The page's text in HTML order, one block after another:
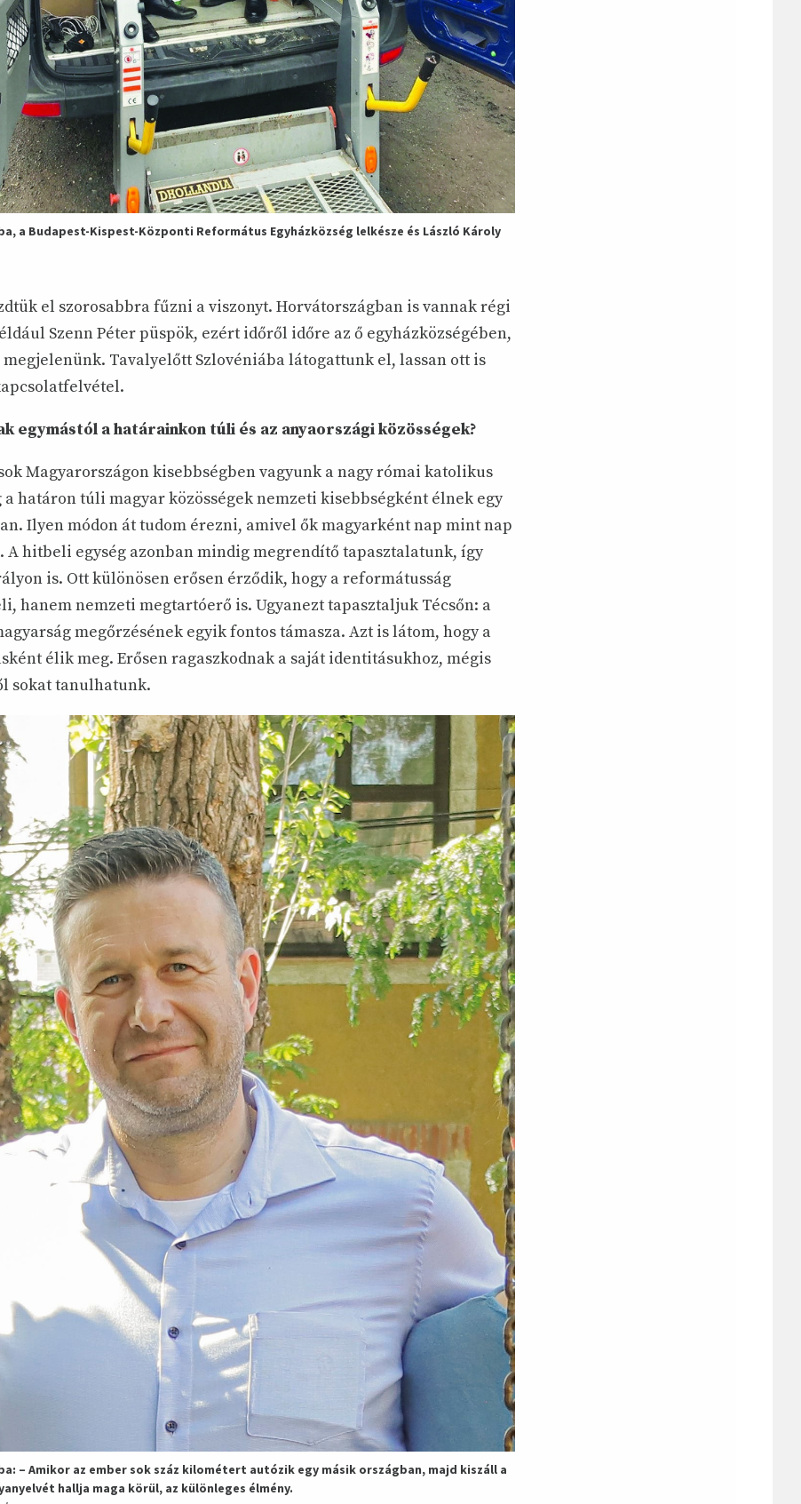
a Budapest-Kispest-Központi Református Egyházközség lelkésze és László Károly
el szorosabbra fűzni a viszonyt. Horvátországban is vannak régi
Szenn Péter püspök, ezért időről időre az ő egyházközségében,
Tavalyelőtt Szlovéniába látogattunk el, lassan ott is
egymástól a határainkon túli és az anyaországi közösségek?
Magyarországon kisebbségben vagyunk a nagy római katolikus
határon túli magyar közösségek nemzeti kisebbségként élnek egy
Ilyen módon át tudom érezni, amivel ők magyarként nap mint nap
A hitbeli egység azonban mindig megrendítő tapasztalatunk, így
is. Ott különösen erősen érződik, hogy a reformátusság
hanem nemzeti megtartóerő is. Ugyanezt tapasztaljuk Técsőn: a
megőrzésének egyik fontos támasza. Azt is látom, hogy a
élik meg. Erősen ragaszkodnak a saját identitásukhoz, mégis
sokat tanulhatunk.
– Amikor az ember sok száz kilométert autózik egy másik országban, majd kiszáll a
hallja maga körül, az különleges élmény.